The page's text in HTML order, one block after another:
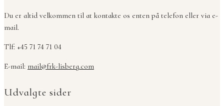
Du er altid velkommen til at kontakte os enten på telefon eller via e-
mail.
Tlf: +45 71 74 71 04
E-mail: mail@frk-lisberg.com
Udvalgte sider